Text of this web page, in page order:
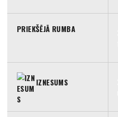
PRIEKŠĒJĀ RUMBA
IZNESUMS